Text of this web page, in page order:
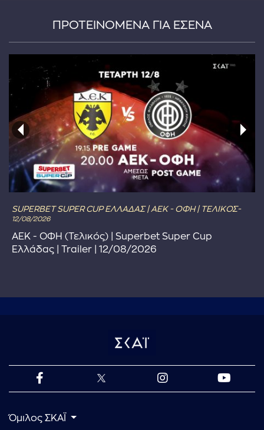
ΠΡΟΤΕΙΝΟΜΕΝΑ ΓΙΑ ΕΣΕΝΑ
SUPERBET SUPER CUP ΕΛΛΑΔΑΣ | ΑΕΚ - ΟΦΗ | ΤΕΛΙΚΟΣ-
12/08/2026
ΑΕΚ - ΟΦΗ (Τελικός) | Superbet Super Cup
Ελλάδας | Trailer | 12/08/2026
Όμιλος ΣΚΑΪ